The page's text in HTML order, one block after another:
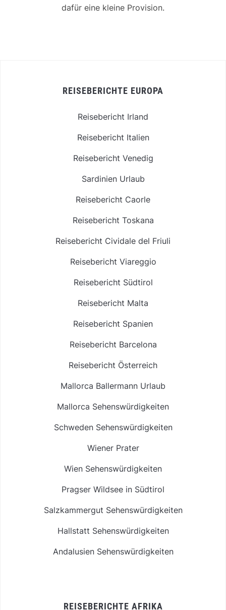
dafür eine kleine Provision.
REISEBERICHTE EUROPA
Reisebericht Irland
Reisebericht Italien
Reisebericht Venedig
Sardinien Urlaub
Reisebericht Caorle
Reisebericht Toskana
Reisebericht Cividale del Friuli
Reisebericht Viareggio
Reisebericht Südtirol
Reisebericht Malta
Reisebericht Spanien
Reisebericht Barcelona
Reisebericht Österreich
Mallorca Ballermann Urlaub
Mallorca Sehenswürdigkeiten
Schweden Sehenswürdigkeiten
Wiener Prater
Wien Sehenswürdigkeiten
Pragser Wildsee in Südtirol
Salzkammergut Sehenswürdigkeiten
Hallstatt Sehenswürdigkeiten
Andalusien Sehenswürdigkeiten
REISEBERICHTE AFRIKA